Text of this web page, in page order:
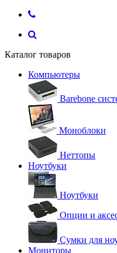
Каталог товаров
Компьютеры
Barebone
Моноблоки
Неттопы
Ноутбуки
Ноутбуки
Опции и
Сумки для
Мониторы